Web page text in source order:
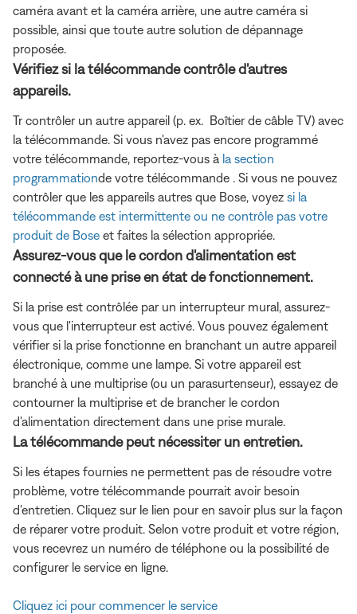
caméra avant et la caméra arrière, une autre caméra si
possible, ainsi que toute autre solution de dépannage
proposée.
Vérifiez si la télécommande contrôle d'autres
appareils.
Tr contrôler un autre appareil (p. ex. Boîtier de câble TV) avec
la télécommande. Si vous n'avez pas encore programmé
votre télécommande, reportez-vous à la section
programmationde votre télécommande . Si vous ne pouvez
contrôler que les appareils autres que Bose, voyez si la
télécommande est intermittente ou ne contrôle pas votre
produit de Bose et faites la sélection appropriée.
Assurez-vous que le cordon d'alimentation est
connecté à une prise en état de fonctionnement.
Si la prise est contrôlée par un interrupteur mural, assurez-
vous que l'interrupteur est activé. Vous pouvez également
vérifier si la prise fonctionne en branchant un autre appareil
électronique, comme une lampe. Si votre appareil est
branché à une multiprise (ou un parasurtenseur), essayez de
contourner la multiprise et de brancher le cordon
d'alimentation directement dans une prise murale.
La télécommande peut nécessiter un entretien.
Si les étapes fournies ne permettent pas de résoudre votre
problème, votre télécommande pourrait avoir besoin
d'entretien. Cliquez sur le lien pour en savoir plus sur la façon
de réparer votre produit. Selon votre produit et votre région,
vous recevrez un numéro de téléphone ou la possibilité de
configurer le service en ligne.
Cliquez ici pour commencer le service